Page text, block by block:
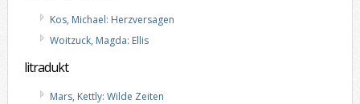
Kos, Michael: Herzversagen
Woitzuck, Magda: Ellis
litradukt
Mars, Kettly: Wilde Zeiten